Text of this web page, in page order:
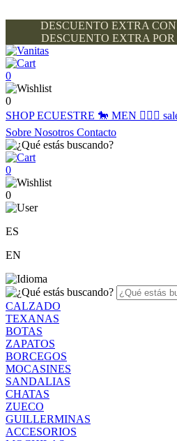
DESCUENTO EXTRA
DESCUENTO EXTRA
0
0
SHOPECUESTRE 🐎 MEN 🙋🏽‍♂️
Sobre Nosotros Contacto
0
0
ES
EN
CALZADO
TEXANAS
BOTAS
ZAPATOS
BORCEGOS
MOCASINES
SANDALIAS
CHATAS
ZUECO
GUILLERMINAS
ACCESORIOS